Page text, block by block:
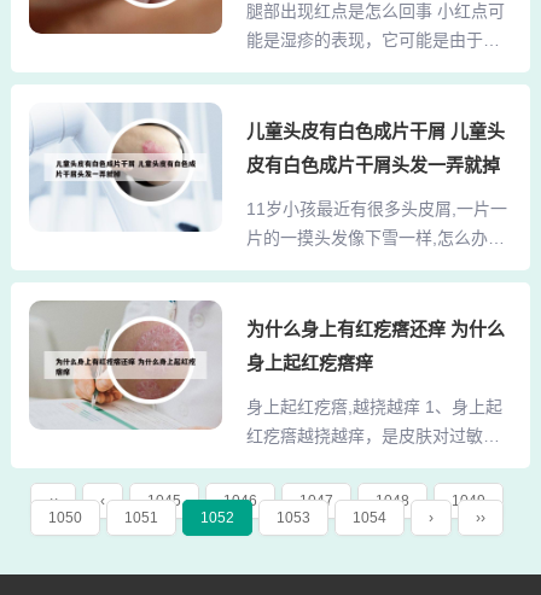
所帮助。3、脚趾缝里出现的这样的
情况，大多数很有...
介绍一下全身起小红点很痒是怎么
回事。第一：因为于机体内淤积大
量毒素，中医讲是热毒，热毒遇
疹瘙痒。可以服用扑尔敏片和维生
素C片或者服用肤痒颗粒。3、造成
多。比如说你之前可能使用了新的
洗衣液或者换了一种洗护产...
腿部出现红点是怎么回事 小红点可
能是湿疹的表现，它可能是由于遗
传、环境或免疫系统问题所引发。
咨询儿科医生。2 尿布疹长时间穿
着尿布，导致皮肤受到刺激，小红
情况下，腿上出现红色的小点可能
是蚊虫叮咬、过敏、湿疹等原因引
起的。具体分析如下。腿部湿疹：
系统功能欠佳所致。发病时可见大
腿上长了红色的小点点、丘疹，同
是怎么回事腿上出现红点，也有可
能是因为老化，松弛，缺水，...
儿童头皮有白色成片干屑 儿童头
皮有白色成片干屑头发一弄就掉
11岁小孩最近有很多头皮屑,一片一
片的一摸头发像下雪一样,怎么办好
_百... 勿将洗发水直接倒在头上。因
激，形成头 皮或加剧头皮出现，故
应倒在手中搓起泡再搽在头发上。
头发属碱性，甜品属酸性，会影响
体内的酸碱平衡， 加速头皮的产
生。 勿将洗发水直接倒在头上。意
头皮卫生。经常温开水洗头，一般
情况下1周洗1次，必要时3～4天洗
为什么身上有红疙瘩还痒 为什么
身上起红疙瘩痒
身上起红疙瘩,越挠越痒 1、身上起
红疙瘩越挠越痒，是皮肤对过敏原
及刺激产生的一种过敏反应。常见
的过敏原有以下几种：食物因素，
部分人群吃牛羊肉，海鲜，花生，
了还起红疙瘩最大的可能是过敏性
‹‹ ‹ 1045 1046 1047 1048
1049
1050
1051 1052 1053 1054 › ››